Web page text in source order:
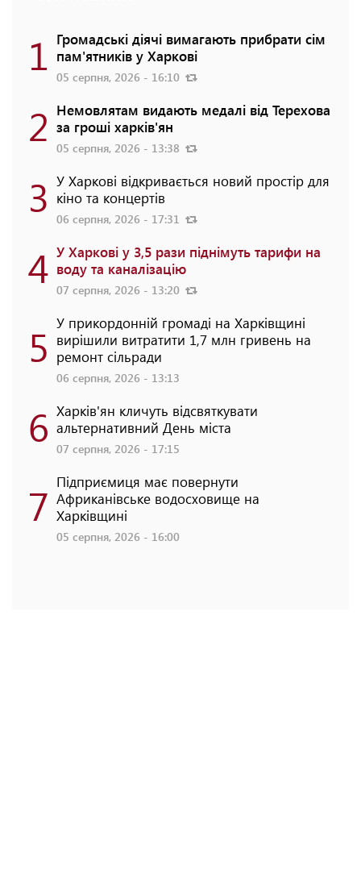
1 Громадські діячі вимагають прибрати сім
пам'ятників у Харкові
05 серпня, 2026 - 16:10
2 Немовлятам видають медалі від Терехова
за гроші харків'ян
05 серпня, 2026 - 13:38
3 У Харкові відкривається новий простір для
кіно та концертів
06 серпня, 2026 - 17:31
4 У Харкові у 3,5 рази піднімуть тарифи на
воду та каналізацію
07 серпня, 2026 - 13:20
5 У прикордонній громаді на Харківщині
вирішили витратити 1,7 млн гривень на
ремонт сільради
06 серпня, 2026 - 13:13
6 Харків'ян кличуть відсвяткувати
альтернативний День міста
07 серпня, 2026 - 17:15
7 Підприємиця має повернути
Африканівське водосховище на
Харківщині
05 серпня, 2026 - 16:00